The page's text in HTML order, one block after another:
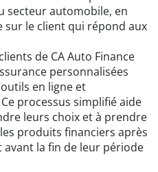
secteur automobile, en
sur le client qui répond aux
de CA Auto Finance
personnalisées
en ligne et
processus simplifié aide
leurs choix et à prendre
produits financiers après
avant la fin de leur période